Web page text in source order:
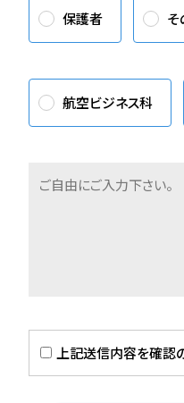
保護者 そ
航空ビジネス科
上記送信内容を確認